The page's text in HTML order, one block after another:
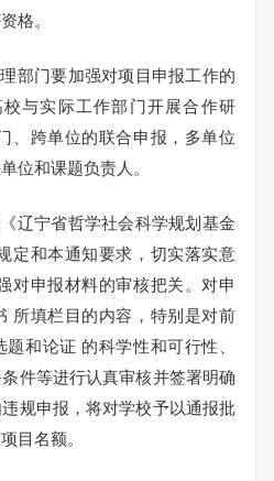
格。
部门要加强对项目申报工作的
与实际工作部门开展合作研
、跨单位的联合申报，多单位
位和课题负责人。
辽宁省哲学社会科学规划基金
定和本通知要求，切实落实意
对申报材料的审核把关。对申
所填栏目的内容，特别是对前
和论证 的科学性和可行性、
件等进行认真审核并签署明确
规申报，将对学校予以通报批
目名额。